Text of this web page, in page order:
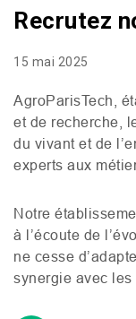
Recrutez
15 mai 2025
AgroParisTech,
et de recherche,
du vivant et de
experts aux
Notre
à l’écoute de
ne cesse
synergie avec les